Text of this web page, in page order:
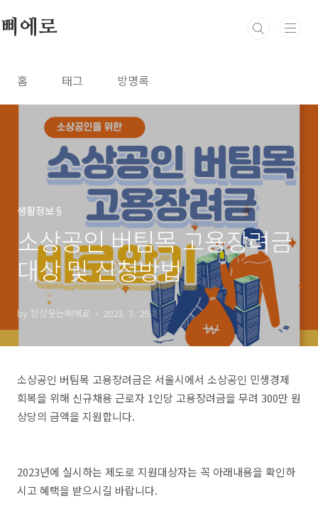
삐에로
홈 태그 방명록
생활정보§
소상공인 버팀목 고용장려금
대상 및 신청방법
by 항상웃는삐에로 2023. 3. 29.
소상공인 버팀목 고용장려금은 서울시에서 소상공인 민생경제
회복을 위해 신규채용 근로자 1인당 고용장려금을 무려 300만 원
상당의 금액을 지원합니다.
2023년에 실시하는 제도로 지원대상자는 꼭 아래내용을 확인하
시고 혜택을 받으시길 바랍니다.